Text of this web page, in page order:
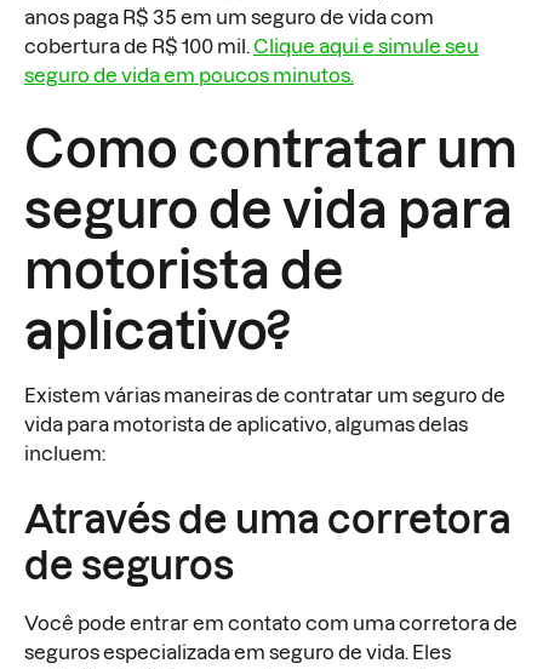
anos paga R$ 35 em um seguro de vida com
cobertura de R$ 100 mil. Clique aqui e simule seu
seguro de vida em poucos minutos.
Como contratar um
seguro de vida para
motorista de
aplicativo?
Existem várias maneiras de contratar um seguro de
vida para motorista de aplicativo, algumas delas
incluem:
Através de uma corretora
de seguros
Você pode entrar em contato com uma corretora de
seguros especializada em seguro de vida. Eles